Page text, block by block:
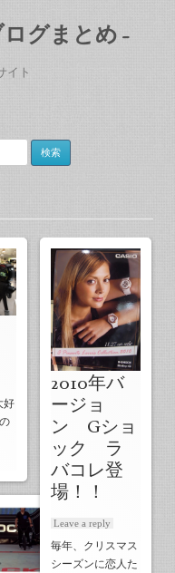
ログまとめ-
イト
好
2010年バ
ージョ
ン Gショ
ック ラ
バコレ登
場！！
Leave a reply
毎年、クリスマス
シーズンに恋人た